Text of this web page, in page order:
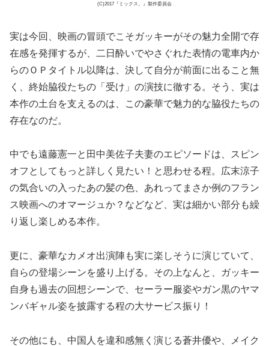
(C)2017『ミックス。』製作委員会
実は今回、映画の冒頭でこそガッキーがその魅力全開で存
在感を発揮するが、二日酔いでやさぐれた表情の電車内か
らのＯＰタイトル以降は、決して自分が前面に出ること無
く、終始脇役たちの「受け」の演技に徹する。そう、実は
本作の土台を支えるのは、この豪華で魅力的な脇役たちの
存在なのだ。
中でも遠藤憲一と田中美佐子夫妻のエピソードは、スピン
オフとしてもっと詳しく見たい！と思わせる程。広末涼子
の気合いの入ったあの髪の色、あれってまさか例のフラン
ス映画へのオマージュか？などなど、実は細かい部分も繰
り返し楽しめる本作。
更に、豪華なカメオ出演陣も実に楽しそうに演じていて、
自らの登場シーンを盛り上げる。その上なんと、ガッキー
自身も過去の回想シーンで、セーラー服姿やガン黒のヤマ
ンバギャル姿を披露する程の大サービス振り！
その他にも、中国人を違和感無く演じる蒼井優や、メイク